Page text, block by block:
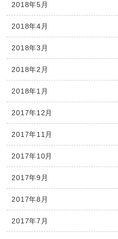
2018年5月
2018年4月
2018年3月
2018年2月
2018年1月
2017年12月
2017年11月
2017年10月
2017年9月
2017年8月
2017年7月